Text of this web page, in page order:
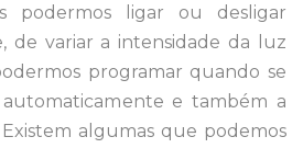
podermos ligar ou desligar
de variar a intensidade da luz
programar quando se
automaticamente e também a
algumas que podemos